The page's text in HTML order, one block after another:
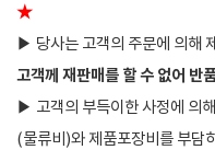
★
▶ 당사는 고객의 주문에 의해
고객께 재판매를 할 수 없어 반
▶ 고객의 부득이한 사정에 의
(물류비)와 제품포장비를 부담